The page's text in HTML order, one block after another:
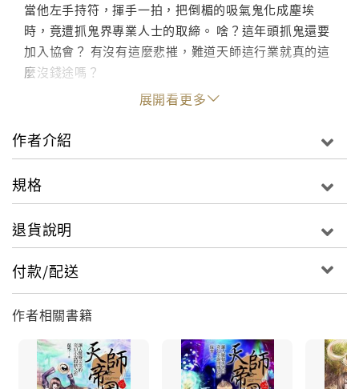
當他左手持符，揮手一拍，把倒楣的吸氣鬼化成塵埃
時，竟遭抓鬼界專業人士的取締。 啥？這年頭抓鬼還要
加入協會？ 有沒有這麼悲摧，難道天師這行業就真的這
麼沒錢途嗎？
展開看更多
作者介紹
規格
退貨說明
付款/配送
作者相關書籍